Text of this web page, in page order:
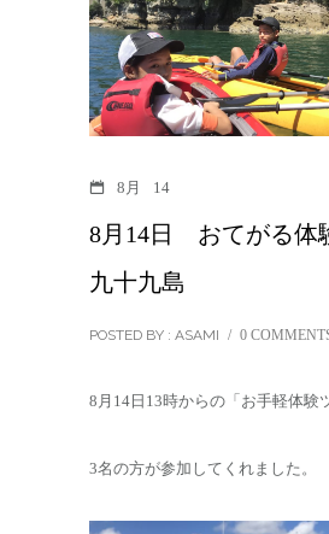
8月 14
8月14日 おてがる体
九十九島
POSTED BY : ASAMI / 0
8月14日13時からの「お手軽体験
3名の方が参加してくれました。